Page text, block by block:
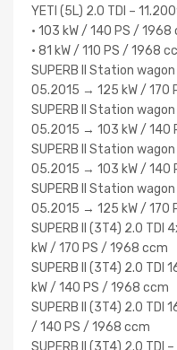
YETI (5L) 2.0 TDI –
• 103 kW / 140 PS / 1968
• 81 kW / 110 PS / 1968
SUPERB II Station
05.2015 → 125 kW / 170
SUPERB II Station
05.2015 → 103 kW / 140
SUPERB II Station
05.2015 → 103 kW / 140
SUPERB II Station
05.2015 → 125 kW / 170
SUPERB II (3T4) 2.0
kW / 170 PS / 1968 ccm
SUPERB II (3T4) 2.0 TDI
kW / 140 PS / 1968 ccm
SUPERB II (3T4) 2.0 TDI
/ 140 PS / 1968 ccm
SUPERB II (3T4) 2.0